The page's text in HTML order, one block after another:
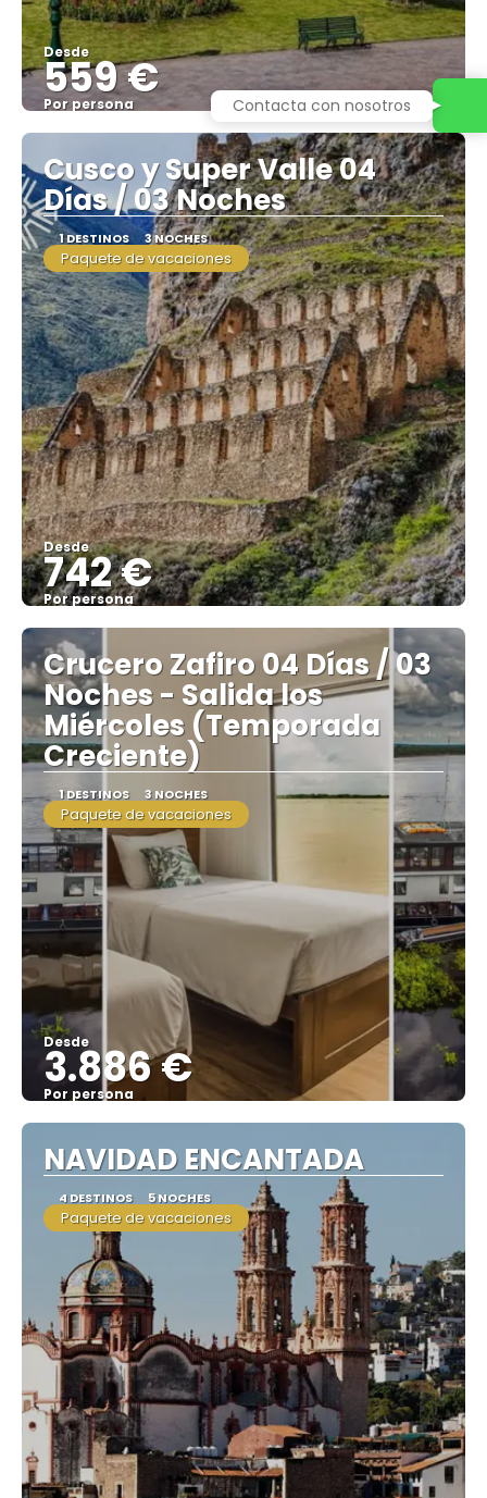
Desde
559 €
Por persona
Ver
Cusco y Super Valle 04
Días / 03 Noches
1 DESTINOS 3 NOCHES
Paquete de vacaciones
Desde
742 €
Por persona
Ver
Crucero Zafiro 04 Días / 03
Noches - Salida los
Miércoles (Temporada
Creciente)
1 DESTINOS 3 NOCHES
Paquete de vacaciones
Desde
3.886 €
Por persona
Ver
NAVIDAD ENCANTADA
4 DESTINOS 5 NOCHES
Paquete de vacaciones
Contacta con nosotros